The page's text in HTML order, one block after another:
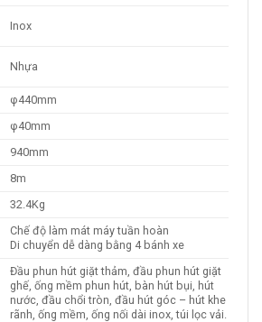
Inox
Nhựa
φ440mm
φ40mm
940mm
8m
32.4Kg
Chế độ làm mát máy tuần hoàn
Di chuyển dễ dàng bằng 4 bánh xe
Đầu phun hút giặt thảm, đầu phun hút giặt
ghế, ống mềm phun hút, bàn hút bụi, hút
nước, đầu chổi tròn, đầu hút góc – hút khe
rãnh, ống mềm, ống nối dài inox, túi lọc vải.